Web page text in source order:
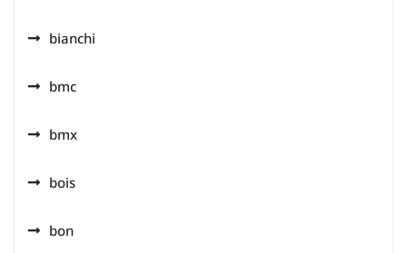
bianchi
bmc
bmx
bois
bon